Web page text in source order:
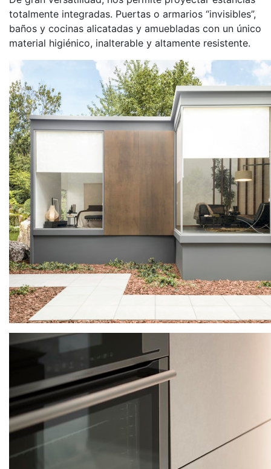
totalmente integradas. Puertas o armarios “invisibles”,
baños y cocinas alicatadas y amuebladas con un único
material higiénico, inalterable y altamente resistente.